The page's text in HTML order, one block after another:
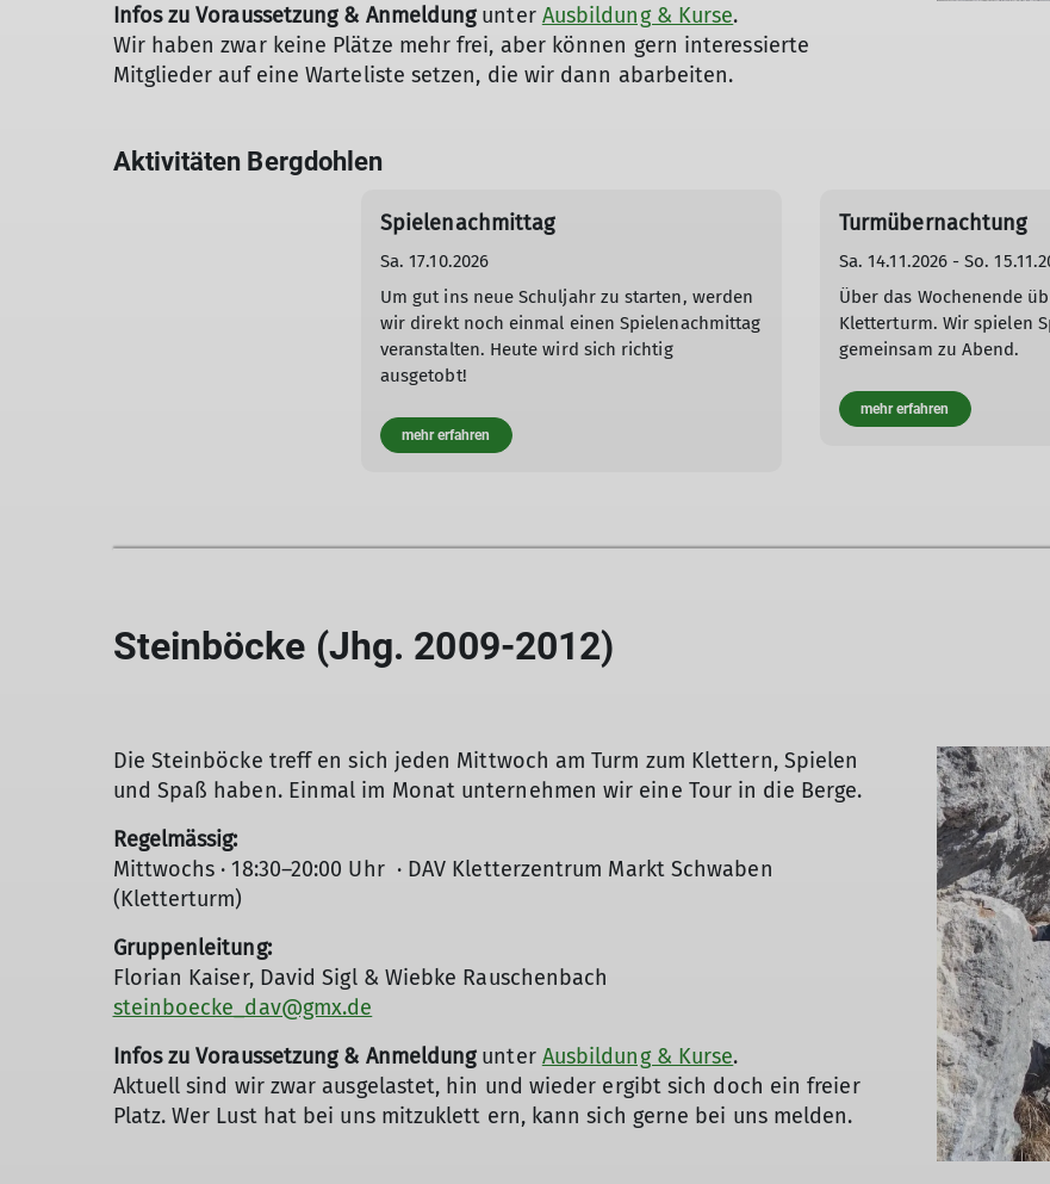
Infos zu Voraussetzung & Anmeldung unter Ausbildung & Kurse.
Wir haben zwar keine Plätze mehr frei, aber können gern interessierte
Mitglieder auf eine Warteliste setzen, die wir dann abarbeiten.
Aktivitäten Bergdohlen
Spielenachmittag
Sa. 17.10.2026
Um gut ins neue Schuljahr zu starten, werden
wir direkt noch einmal einen Spielenachmittag
veranstalten. Heute wird sich richtig
ausgetobt!
mehr erfahren
Turmübernachtung
Sa. 14.11.2026 - So.
Über das Wochenende
Kletterturm. Wir spielen
gemeinsam zu Abend.
mehr erfahren
Steinböcke (Jhg. 2009-2012)
Die Steinböcke treff en sich jeden Mittwoch am Turm zum Klettern, Spielen
und Spaß haben. Einmal im Monat unternehmen wir eine Tour in die Berge.
Regelmässig:
Mittwochs · 18:30–20:00 Uhr · DAV Kletterzentrum Markt Schwaben
(Kletterturm)
Gruppenleitung:
Florian Kaiser, David Sigl & Wiebke Rauschenbach
steinboecke_dav@gmx.de
Infos zu Voraussetzung & Anmeldung unter Ausbildung & Kurse.
Aktuell sind wir zwar ausgelastet, hin und wieder ergibt sich doch ein freier
Platz. Wer Lust hat bei uns mitzuklett ern, kann sich gerne bei uns melden.